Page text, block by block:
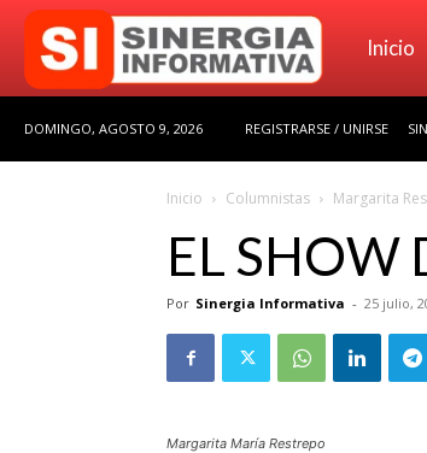
Sinergia
Inicio
DOMINGO, AGOSTO 9, 2026 REGISTRARSE / UNIRSE
Inicio Columnistas Margarita
EL SHOW
Por Sinergia Informativa - 25 julio,
Margarita María Restrepo